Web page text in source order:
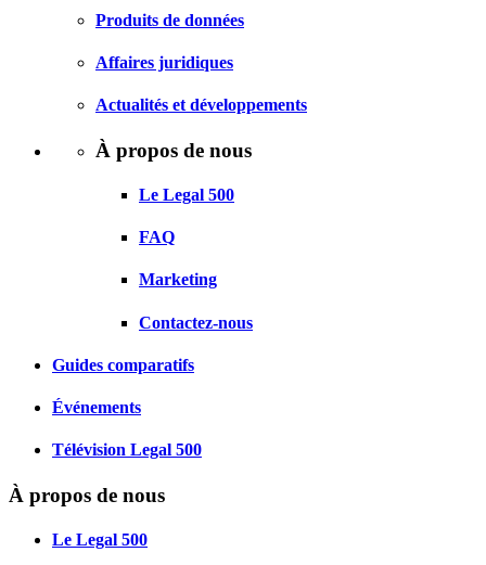
Produits de données
Affaires juridiques
Actualités et développements
À propos de nous
Le Legal 500
FAQ
Marketing
Contactez-nous
Guides comparatifs
Événements
Télévision Legal 500
À propos de nous
Le Legal 500